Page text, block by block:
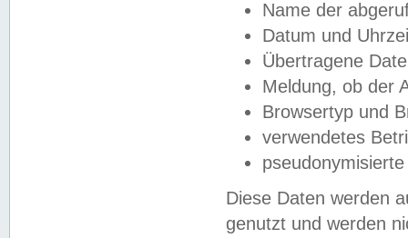
Name der
Datum und
Übertragene
Meldung, ob der
Browsertyp und
verwendetes
Diese Daten werden
genutzt und werden